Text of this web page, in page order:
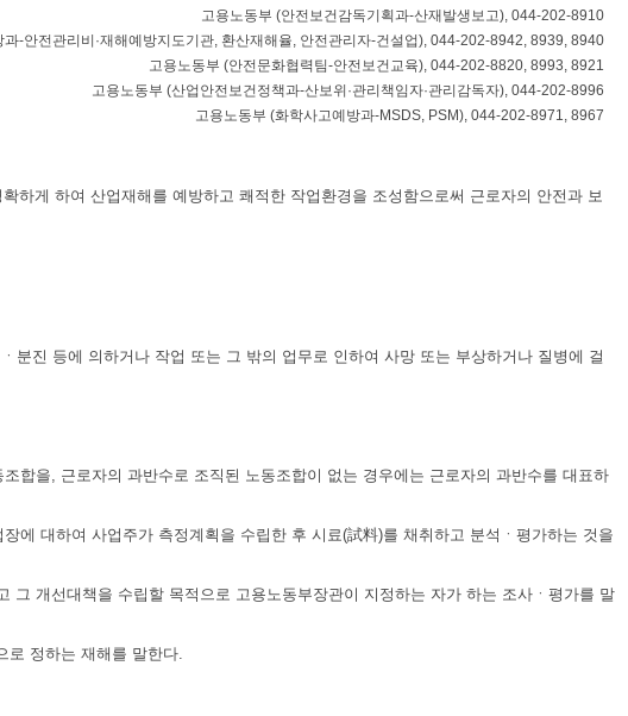
고용노동부 (안전보건감독기획과-산재발생보고), 044-202-8910
과-안전관리비·재해예방지도기관, 환산재해율, 안전관리자-건설업), 044-202-8942, 8939, 8940
고용노동부 (안전문화협력팀-안전보건교육), 044-202-8820, 8993, 8921
고용노동부 (산업안전보건정책과-산보위·관리책임자·관리감독자), 044-202-8996
고용노동부 (화학사고예방과-MSDS, PSM), 044-202-8971, 8967
하게 하여 산업재해를 예방하고 쾌적한 작업환경을 조성함으로써 근로자의 안전과 보
분진 등에 의하거나 작업 또는 그 밖의 업무로 인하여 사망 또는 부상하거나 질병에 걸
합을, 근로자의 과반수로 조직된 노동조합이 없는 경우에는 근로자의 과반수를 대표하
에 대하여 사업주가 측정계획을 수립한 후 시료(試料)를 채취하고 분석ㆍ평가하는 것을
그 개선대책을 수립할 목적으로 고용노동부장관이 지정하는 자가 하는 조사ㆍ평가를 말
로 정하는 재해를 말한다.